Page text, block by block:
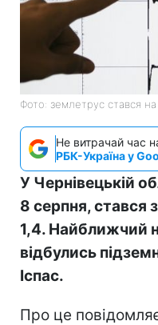
Фото: землетрус стався на
Не витрачай час
РБК-Україна у
У Чернівецькій
8 серпня, стався
1,4. Найближчий
відбулись
Іспас.
Про це